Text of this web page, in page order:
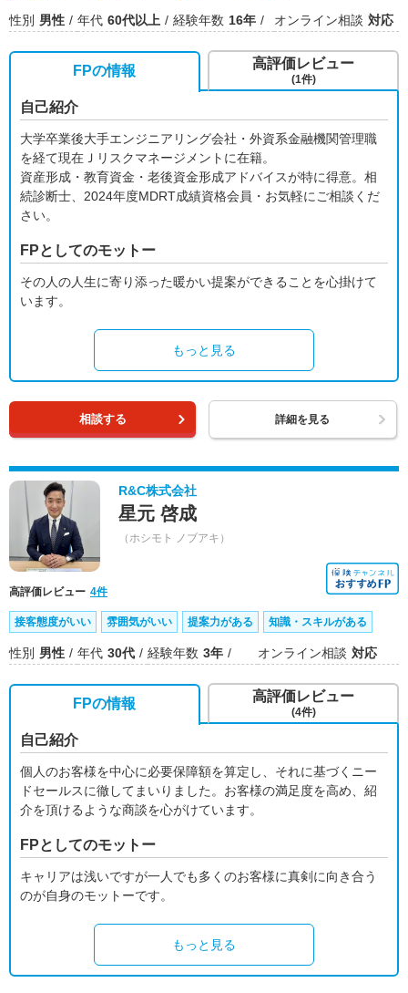
性別 男性 年代 60代以上 経験年数 16年 オンライン相談 対応
FPの情報
自己紹介
大学卒業後大手エンジニアリング会社・外資系金融機関管理職
を経て現在Ｊリスクマネージメントに在籍。
資産形成・教育資金・老後資金形成アドバイスが特に得意。相
続診断士、2024年度MDRT成績資格会員・お気軽にご相談くだ
さい。
FPとしてのモットー
その人の人生に寄り添った暖かい提案ができることを心掛けて
います。
もっと見る
高評価レビュー
(1件)
相談する 詳細を見る
R&C株式会社
星元 啓成
（ホシモト ノブアキ）
高評価レビュー 4件
接客態度がいい 雰囲気がいい 提案力がある 知識・スキルがある
性別 男性 年代 30代 経験年数 3年 オンライン相談 対応
FPの情報
自己紹介
個人のお客様を中心に必要保障額を算定し、それに基づくニー
ドセールスに徹してまいりました。お客様の満足度を高め、紹
介を頂けるような商談を心がけています。
FPとしてのモットー
キャリアは浅いですが一人でも多くのお客様に真剣に向き合う
のが自身のモットーです。
もっと見る
高評価レビュー
(4件)